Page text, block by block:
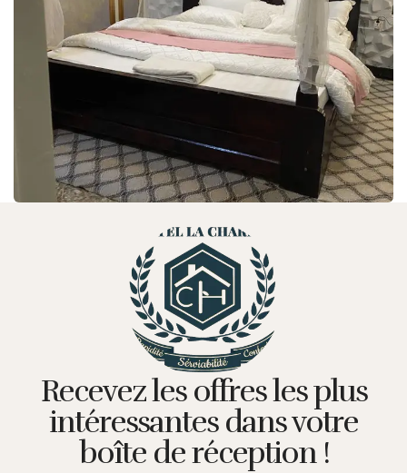
Recevez les offres les plus
intéressantes dans votre
boîte de réception !